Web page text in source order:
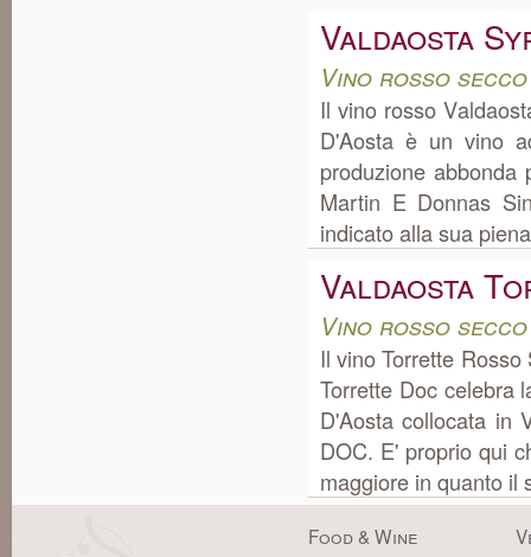
Valdaosta
Vino rosso
Il vino rosso
D'Aosta è un vino
produzione
Martin E Donnas
indicato alla sua
Valdaosta
Vino rosso
Il vino Torrette
Torrette Doc celebra
D'Aosta collocata in
DOC. E' proprio qui
maggiore in quanto il
Food & Wine